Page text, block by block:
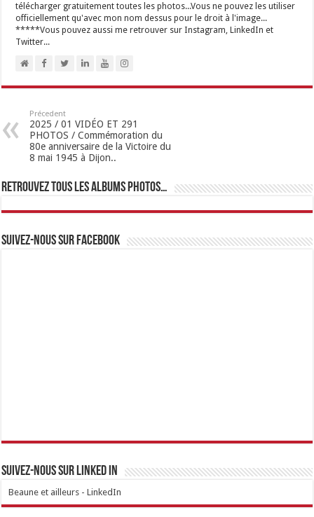
télécharger gratuitement toutes les photos...Vous ne pouvez les utiliser
officiellement qu'avec mon nom dessus pour le droit à l'image...
*****Vous pouvez aussi me retrouver sur Instagram, LinkedIn et
Twitter...
Précedent
2025 / 01 VIDÉO ET 291
PHOTOS / Commémoration du
80e anniversaire de la Victoire du
8 mai 1945 à Dijon..
Retrouvez tous les albums photos…
Suivez-nous sur Facebook
Suivez-nous sur linked IN
Beaune et ailleurs - LinkedIn